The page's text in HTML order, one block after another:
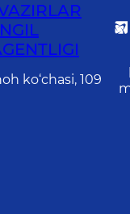
ko‘chasi, 109